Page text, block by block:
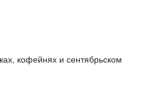
кофейнях и сентябрьском